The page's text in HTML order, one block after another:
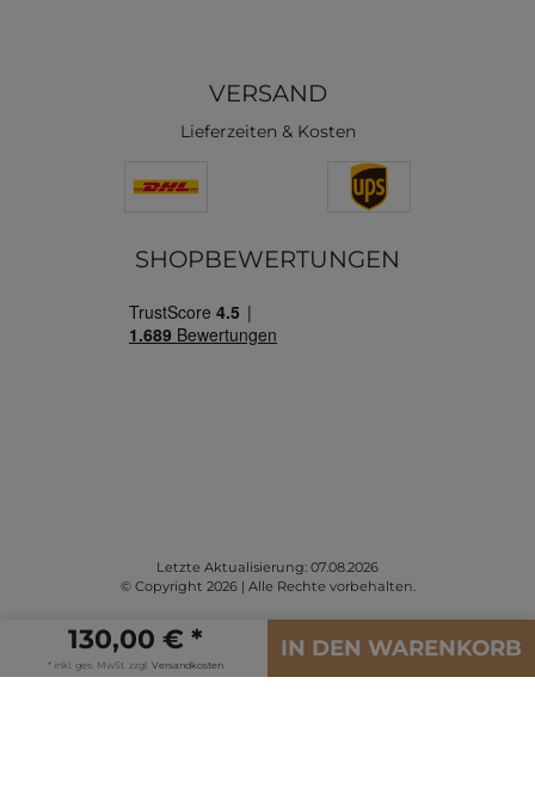
130,00 € *
* inkl. ges. MwSt. zzgl. Versandkosten
IN DEN WARENKORB
VERSAND
Lieferzeiten & Kosten
SHOPBEWERTUNGEN
Letzte Aktualisierung: 07.08.2026
© Copyright 2026 | Alle Rechte vorbehalten.